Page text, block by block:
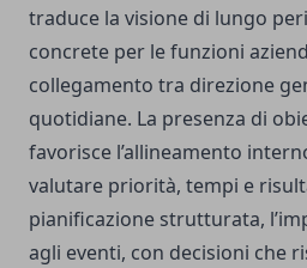
traduce la visione di lungo
concrete per le funzioni
collegamento tra direzione
quotidiane. La presenza di
favorisce l’allineamento
valutare priorità, tempi e
pianificazione strutturata,
agli eventi, con decisioni che